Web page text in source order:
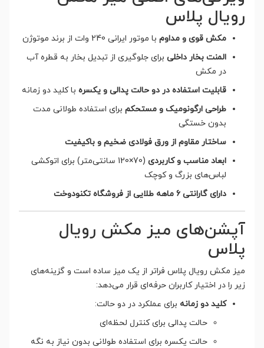
رویال پلاس
مکش قوی و مداوم با موتور ایرانی 240 وات از برند موتوژن
المنت بخار داخلی برای جلوگیری از تبدیل بخار به قطره آب
در مکش
قابلیت استفاده در دو حالت پدالی و یکسره با کلید دو زمانه
طراحی ارگونومیک و مستحکم برای استفاده طولانی مدت
بدون خستگی
ساختار مقاوم از ورق فولادی ضخیم و باکیفیت
ابعاد مناسب و کاربردی
(70×120 سانتی‌متر) برای اتوکشی
لباس‌های بزرگ و کوچک
دارای گارانتی 6 ماهه طلایی از فروشگاه تکنودوخت
آپشن‌های میز مکش رویال
پلاس
میز مکش رویال پلاس فراتر از یک میز ساده است و گزینه‌های
زیر را در اختیار کاربران حرفه‌ای قرار می‌دهد:
کلید دو زمانه برای عملکرد در دو حالت:
حالت پدالی برای کنترل لحظه‌ای
حالت یکسره برای استفاده طولانی بدون نیاز به نگه